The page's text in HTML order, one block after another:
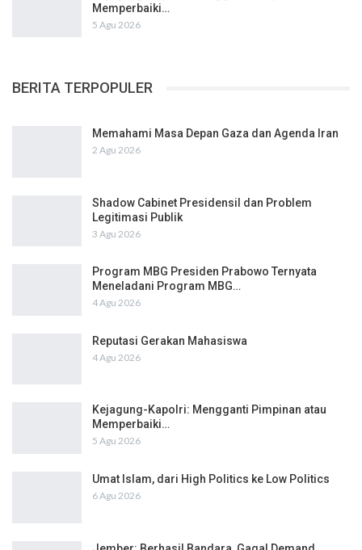
Memperbaiki…
5 Agu 2026
BERITA TERPOPULER
Memahami Masa Depan Gaza dan Agenda Iran
2 Agu 2026
Shadow Cabinet Presidensil dan Problem
Legitimasi Publik
3 Agu 2026
Program MBG Presiden Prabowo Ternyata
Meneladani Program MBG…
4 Agu 2026
Reputasi Gerakan Mahasiswa
4 Agu 2026
Kejagung-Kapolri: Mengganti Pimpinan atau
Memperbaiki…
5 Agu 2026
Umat Islam, dari High Politics ke Low Politics
6 Agu 2026